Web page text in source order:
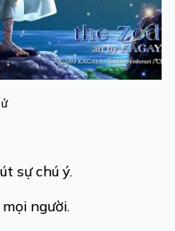
sự chú ý.
người.